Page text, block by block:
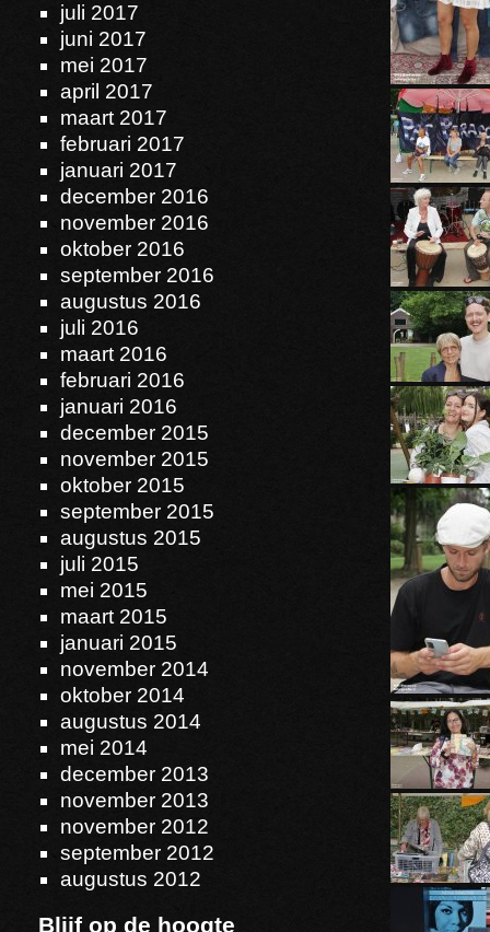
juli 2017
juni 2017
mei 2017
april 2017
maart 2017
februari 2017
januari 2017
december 2016
november 2016
oktober 2016
september 2016
augustus 2016
juli 2016
maart 2016
februari 2016
januari 2016
december 2015
november 2015
oktober 2015
september 2015
augustus 2015
juli 2015
mei 2015
maart 2015
januari 2015
november 2014
oktober 2014
augustus 2014
mei 2014
december 2013
november 2013
november 2012
september 2012
augustus 2012
Blijf op de hoogte